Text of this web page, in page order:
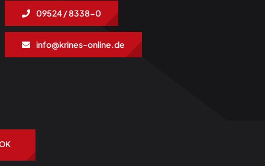
09524 / 8338-0
info@krines-online.de